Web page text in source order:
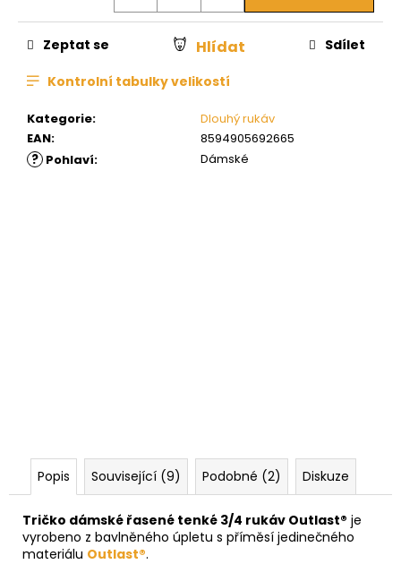
Kategorie:
Dlouhý rukáv
EAN: 8594905692665
? Pohlaví: Dámské
Zeptat se Hlídat Sdílet
Kontrolní tabulky velikostí
Popis Související (9) Podobné (2) Diskuze
Tričko dámské řasené tenké 3/4 rukáv Outlast® je
vyrobeno z bavlněného úpletu s příměsí jedinečného
materiálu Outlast®.